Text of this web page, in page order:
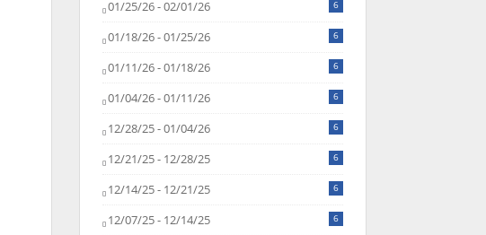
01/25/26 - 02/01/26 6
01/18/26 - 01/25/26 6
01/11/26 - 01/18/26 6
01/04/26 - 01/11/26 6
12/28/25 - 01/04/26 6
12/21/25 - 12/28/25 6
12/14/25 - 12/21/25 6
12/07/25 - 12/14/25 6